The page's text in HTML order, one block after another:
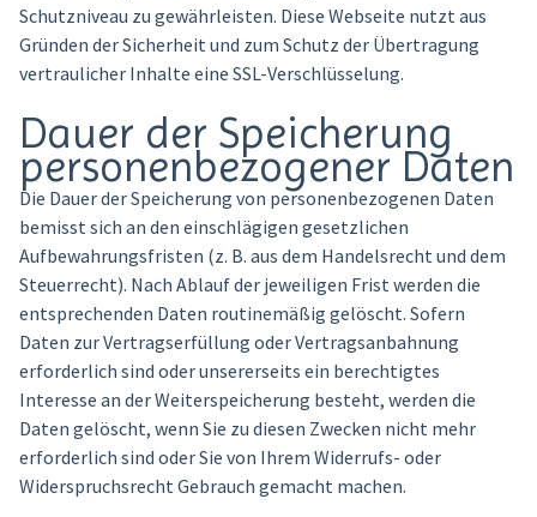
Schutzniveau zu gewährleisten. Diese Webseite nutzt aus
Gründen der Sicherheit und zum Schutz der Übertragung
vertraulicher Inhalte eine SSL-Verschlüsselung.
Dauer der Speicherung
personenbezogener Daten
Die Dauer der Speicherung von personenbezogenen Daten
bemisst sich an den einschlägigen gesetzlichen
Aufbewahrungsfristen (z. B. aus dem Handelsrecht und dem
Steuerrecht). Nach Ablauf der jeweiligen Frist werden die
entsprechenden Daten routinemäßig gelöscht. Sofern
Daten zur Vertragserfüllung oder Vertragsanbahnung
erforderlich sind oder unsererseits ein berechtigtes
Interesse an der Weiterspeicherung besteht, werden die
Daten gelöscht, wenn Sie zu diesen Zwecken nicht mehr
erforderlich sind oder Sie von Ihrem Widerrufs- oder
Widerspruchsrecht Gebrauch gemacht machen.